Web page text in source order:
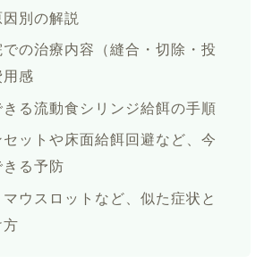
別の解説
の治療内容（縫合・切除・投
用感
きる流動食シリンジ給餌の手順
ットや床面給餌回避など、今
きる予防
ウスロットなど、似た症状と
方